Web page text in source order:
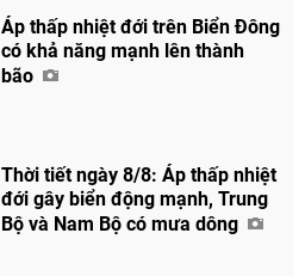
Áp thấp nhiệt đới trên Biển Đông
có khả năng mạnh lên thành
bão
Thời tiết ngày 8/8: Áp thấp nhiệt
đới gây biển động mạnh, Trung
Bộ và Nam Bộ có mưa dông